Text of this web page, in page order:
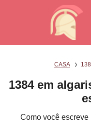
CASA
1384 em
Como você